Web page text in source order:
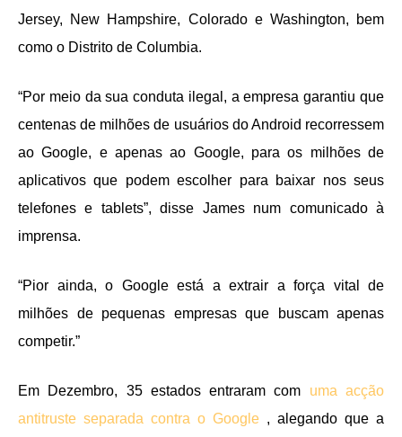
Jersey, New Hampshire, Colorado e Washington, bem
como o Distrito de Columbia.
“Por meio da sua conduta ilegal, a empresa garantiu que
centenas de milhões de usuários do Android recorressem
ao Google, e apenas ao Google, para os milhões de
aplicativos que podem escolher para baixar nos seus
telefones e tablets”, disse James num comunicado à
imprensa.
“Pior ainda, o Google está a extrair a força vital de
milhões de pequenas empresas que buscam apenas
competir.”
Em Dezembro, 35 estados entraram com uma acção
antitruste separada contra o Google , alegando que a